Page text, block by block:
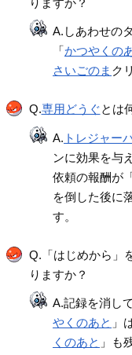
A.しあわせの
「かつやくの
さいごのま ク
Q.専用どうぐとは
A. トレジャー
ンに効果を与
依頼の報酬が
を倒した後に
す。
Q.「はじめから」
りますか？
A.記録を消し
やくのあと 」
くのあと 」も